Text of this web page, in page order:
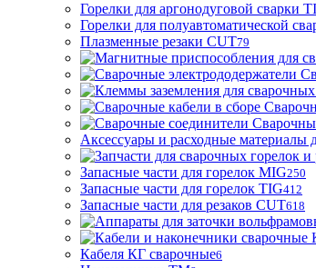
Горелки для аргонодуговой сварки
Горелки для полуавтоматической
Плазменные резаки CUT79
Аксессуары и расходные материалы
Запасные части для горелок MIG250
Запасные части для горелок TIG412
Запасные части для резаков CUT618
Кабеля КГ сварочные6